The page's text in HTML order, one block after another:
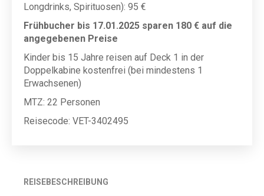
Longdrinks, Spirituosen): 95 €
Frühbucher bis 17.01.2025 sparen 180 € auf die
angegebenen Preise
Kinder bis 15 Jahre reisen auf Deck 1 in der
Doppelkabine kostenfrei (bei mindestens 1
Erwachsenen)
MTZ: 22 Personen
Reisecode: VET-3402495
REISEBESCHREIBUNG